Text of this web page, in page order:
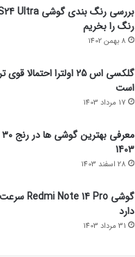
رنگ را بخریم
8 بهمن 1402
است
17 مرداد 1403
1403
28 اسفند 1403
دارد
31 مرداد 1403